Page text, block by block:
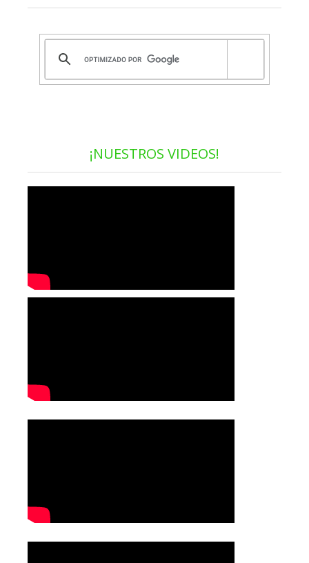
¡NUESTROS VIDEOS!